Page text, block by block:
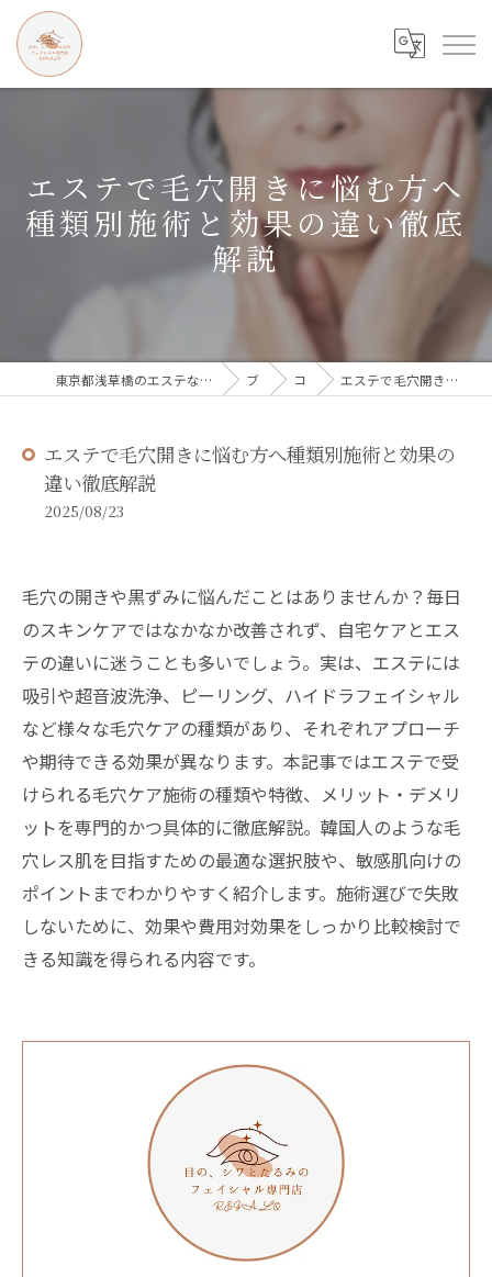
エステで毛穴開きに悩む方へ
種類別施術と効果の違い徹底
解説
東京都浅草橋のエステなら目の、シワとたるみのフェイシャル専門店 regalo ブログ コラム エステで毛穴開きに悩む方へ種類別施術と効果の違い徹底解説
エステで毛穴開きに悩む方へ種類別施術と効果の
違い徹底解説
2025/08/23
毛穴の開きや黒ずみに悩んだことはありませんか？毎日
のスキンケアではなかなか改善されず、自宅ケアとエス
テの違いに迷うことも多いでしょう。実は、エステには
吸引や超音波洗浄、ピーリング、ハイドラフェイシャル
など様々な毛穴ケアの種類があり、それぞれアプローチ
や期待できる効果が異なります。本記事ではエステで受
けられる毛穴ケア施術の種類や特徴、メリット・デメリ
ットを専門的かつ具体的に徹底解説。韓国人のような毛
穴レス肌を目指すための最適な選択肢や、敏感肌向けの
ポイントまでわかりやすく紹介します。施術選びで失敗
しないために、効果や費用対効果をしっかり比較検討で
きる知識を得られる内容です。